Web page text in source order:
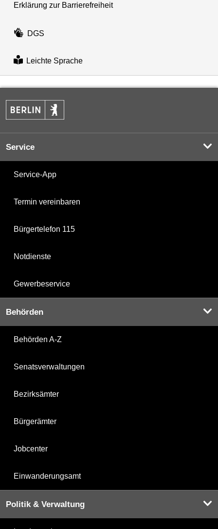
Erklärung zur Barrierefreiheit
DGS
Leichte Sprache
Service
Service-App
Termin vereinbaren
Bürgertelefon 115
Notdienste
Gewerbeservice
Behörden
Behörden A-Z
Senatsverwaltungen
Bezirksämter
Bürgerämter
Jobcenter
Einwanderungsamt
Politik & Verwaltung